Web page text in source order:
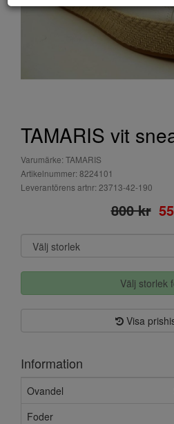
TAMARIS vit
Varumärke: TAMARIS
Artikelnummer: 8224101
Leverantörens artnr: 23713-42-190
800 kr
Välj storlek
Visa
Information
Ovandel
Foder